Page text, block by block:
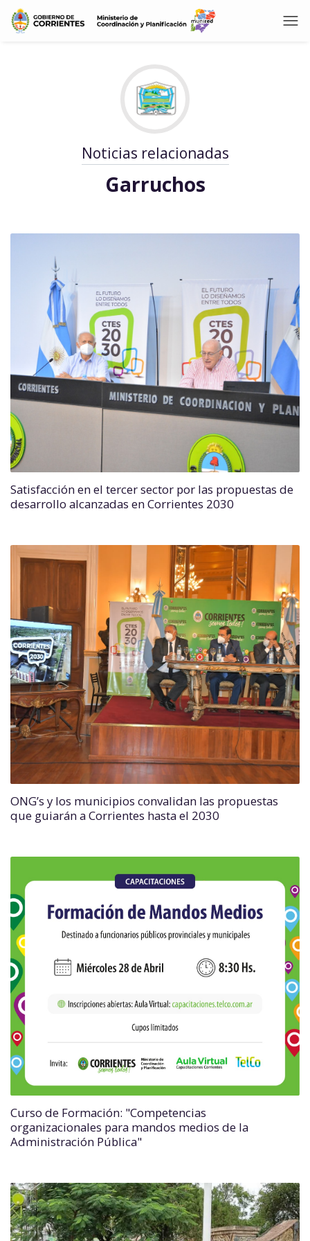
Noticias relacionadas
Garruchos
Satisfacción en el tercer sector por las propuestas de
desarrollo alcanzadas en Corrientes 2030
ONG’s y los municipios convalidan las propuestas
que guiarán a Corrientes hasta el 2030
Curso de Formación: "Competencias
organizacionales para mandos medios de la
Administración Pública"